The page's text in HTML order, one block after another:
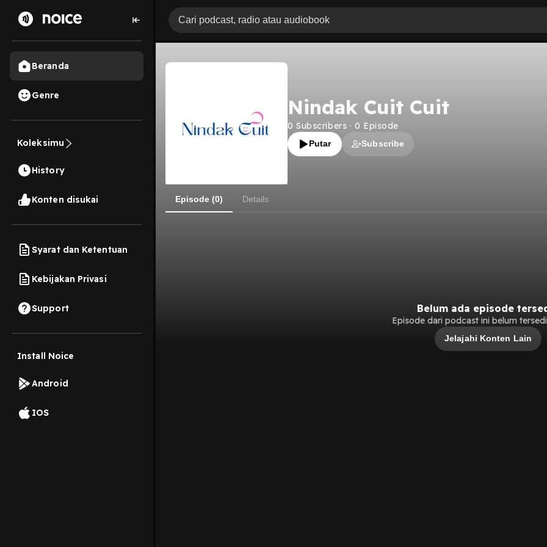
Beranda
Genre
Koleksimu
History
Konten disukai
Syarat dan Ketentuan
Kebijakan Privasi
Support
Install Noice
Android
IOS
Nindak Cuit Cuit
0 Subscribers · 0 Episode
Putar Subscribe
Episode (0) Details
Belum ada episode
Episode dari podcast ini belum
Jelajahi Konten Lain